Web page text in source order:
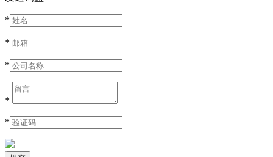
*
*
*
*
*